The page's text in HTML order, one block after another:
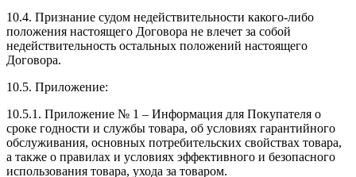
10.4. Признание судом недействительности какого-либо
положения настоящего Договора не влечет за собой
недействительность остальных положений настоящего
Договора.
10.5. Приложение:
10.5.1. Приложение № 1 – Информация для Покупателя о
сроке годности и службы товара, об условиях гарантийного
обслуживания, основных потребительских свойствах товара,
а также о правилах и условиях эффективного и безопасного
использования товара, ухода за товаром.